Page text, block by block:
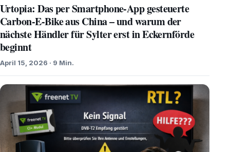
Urtopia: Das per Smartphone-App gesteuerte
Carbon-E-Bike aus China – und warum der
nächste Händler für Sylter erst in Eckernförde
beginnt
April 15, 2026 · 9 Min.